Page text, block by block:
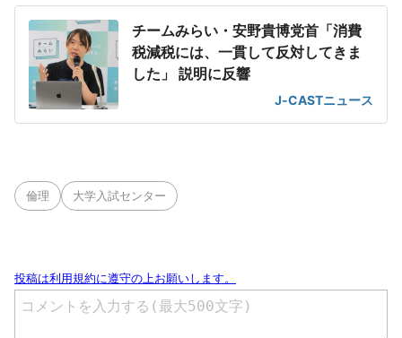
チームみらい・安野貴博党首「消費
税減税には、一貫して反対してきま
した」 説明に反響
J-CASTニュース
倫理 大学入試センター